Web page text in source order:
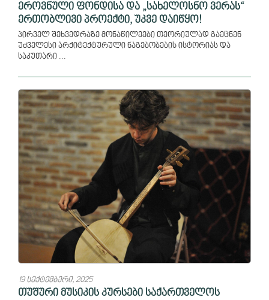
ეროვნული ფონდისა და „სახელოსნო ვერას“
ერთობლივი პროექტი, უკვე დაიწყო!
პირველ შეხვედრაზე მონაწილეები თეორიულად გაეცნენ
უძველესი არქიტექტურული ნაგებობების ისტორიას და
საკუთარი ...
19 სექტემბერი, 2025
თუშური მუსიკის კურსები საქართველოს